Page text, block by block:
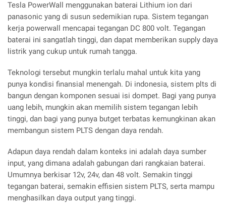
Tesla PowerWall menggunakan baterai Lithium ion dari
panasonic yang di susun sedemikian rupa. Sistem tegangan
kerja powerwall mencapai tegangan DC 800 volt. Tegangan
baterai ini sangatlah tinggi, dan dapat memberikan supply daya
listrik yang cukup untuk rumah tangga.
Teknologi tersebut mungkin terlalu mahal untuk kita yang
punya kondisi finansial menengah. Di indonesia, sistem plts di
bangun dengan komponen sesuai isi dompet. Bagi yang punya
uang lebih, mungkin akan memilih sistem tegangan lebih
tinggi, dan bagi yang punya butget terbatas kemungkinan akan
membangun sistem PLTS dengan daya rendah.
Adapun daya rendah dalam konteks ini adalah daya sumber
input, yang dimana adalah gabungan dari rangkaian baterai.
Umumnya berkisar 12v, 24v, dan 48 volt. Semakin tinggi
tegangan baterai, semakin effisien sistem PLTS, serta mampu
menghasilkan daya output yang tinggi.